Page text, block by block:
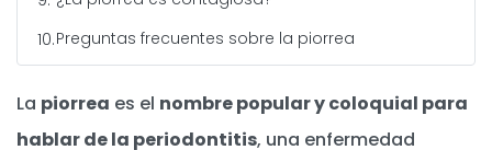
Preguntas frecuentes sobre la piorrea
La piorrea es el nombre popular y coloquial para
hablar de la periodontitis, una enfermedad